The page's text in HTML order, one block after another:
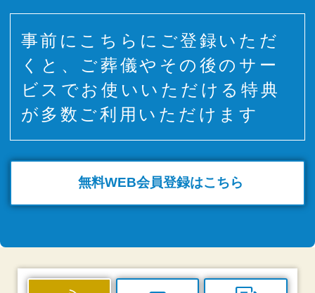
事前にこちらにご登録いただ
くと、ご葬儀やその後のサー
ビスでお使いいただける特典
が多数ご利用いただけます
無料WEB会員登録はこちら